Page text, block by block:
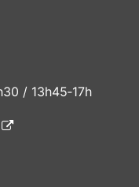
/ 13h45‑17h
(ouvre une nouvelle